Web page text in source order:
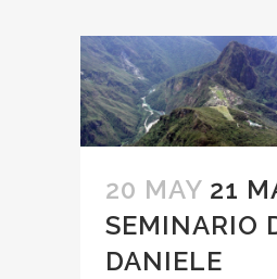
20 MAY 21
SEMINARIO
DANIELE